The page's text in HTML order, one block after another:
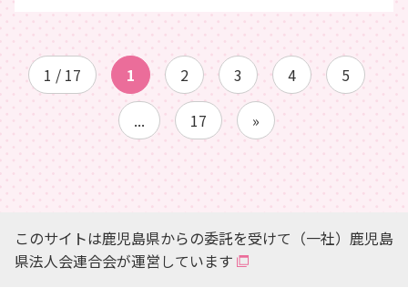
1 / 17 1 2 3 4 5
... 17 »
このサイトは鹿児島県からの委託を受けて（一社）鹿児島
県法人会連合会が運営しています